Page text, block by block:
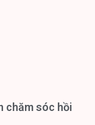
chăm sóc hồi